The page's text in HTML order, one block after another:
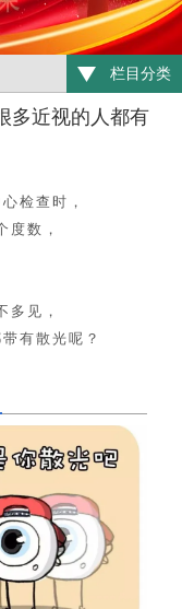
栏目分类
多近视的人都有
检查时，
度数，
多见，
有散光呢？